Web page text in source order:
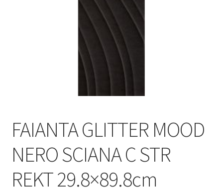
Politică de confidențialitate
Magazin
Plată
FAIANTA GLITTER MOOD
NERO SCIANA C STR
REKT 29.8×89.8cm